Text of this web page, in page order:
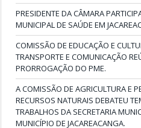
PRESIDENTE DA CÂMARA
MUNICIPAL DE SAÚDE EM
COMISSÃO DE EDUCAÇÃO E
TRANSPORTE E COMUNICAÇÃO
PRORROGAÇÃO DO PME.
A COMISSÃO DE AGRICULTURA E
RECURSOS NATURAIS DEBATEU
TRABALHOS DA SECRETARIA
MUNICÍPIO DE JACAREACANGA.